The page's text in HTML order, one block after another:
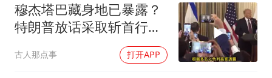
穆杰塔巴藏身地已暴露？
特朗普放话采取斩首行
动，美军机又被击落
古人那点事 打开APP